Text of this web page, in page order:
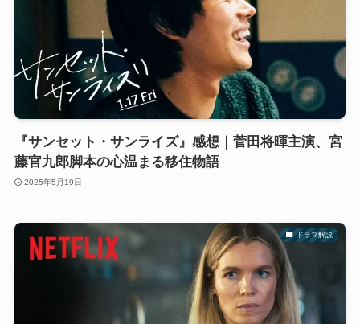
『サンセット・サンライズ』感想｜菅田将暉主演、宮
藤官九郎脚本の心温まる移住物語
2025年5月19日
ドラマ解説